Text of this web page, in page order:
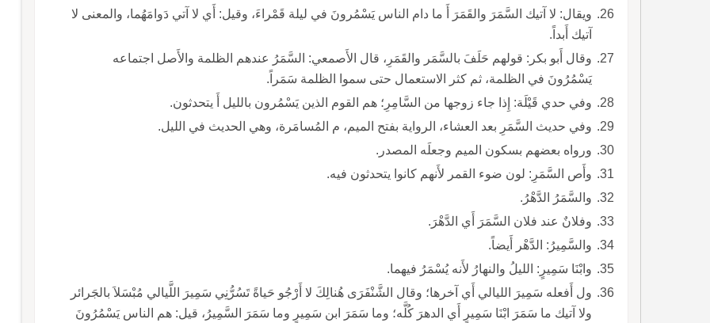
ويقال: لا آتيك السَّمَرَ والقَمَرَ أَ ما دام الناس يَسْمُرونَ في ليلة قَمْراءَ، وقيل: أَي لا آتي دَوامَهُما، والمعنى لا
آتيك أَبداً.
وقال أَبو بكر: قولهم حَلَفَ بالسَّمَر والقَمَرِ، قال الأَصمعي: السَّمَرُ عندهم الظلمة والأَصل اجتماعه
يَسْمُرُونَ في الظلمة، ثم كثر الاستعمال حتى سموا الظلمة سَمَراً.
وفي حدي قَيْلَة: إِذا جاء زوجها من السَّامِرِ؛ هم القوم الذين يَسْمُرون بالليل أَ يتحدثون.
وفي حديث السَّمَرِ بعد العشاء، الرواية بفتح الميم، م المُسامَرة، وهي الحديث في الليل.
ورواه بعضهم بسكون الميم وجعلَه المصدر.
وأَص السَّمَرِ: لون ضوء القمر لأَنهم كانوا يتحدثون فيه.
والسَّمَرُ الدَّهْرُ.
وفلانٌ عند فلان السَّمَرَ أَي الدَّهْرَ.
والسَّمِيرُ: الدَّهْر أَيضاً.
وابْنَا سَمِيرٍ: الليلُ والنهارُ لأَنه يُسْمَرُ فيهما.
ول أَفعله سَمِيرَ الليالي أَي آخرها؛ وقال الشَّنْفَرَى هُنالِكَ لا أَرْجُو حَياةً تَسُرُّنِي سَمِيرَ اللَّيالي مُبْسَلاَ بالجَرائر
ولا آتيك ما سَمَرَ ابْنَا سَمِيرٍ أَي الدهرَ كُلَّه؛ وما سَمَرَ ابن سَمِيرٍ وما سَمَرَ السَّمِيرُ، قيل: هم الناس يَسْمُرُونَ